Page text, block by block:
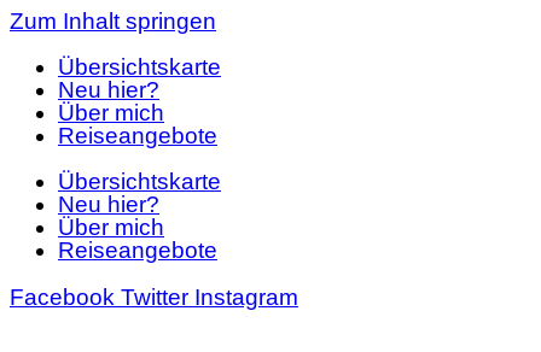
Zum Inhalt springen
Übersichtskarte
Neu hier?
Über mich
Reiseangebote
Übersichtskarte
Neu hier?
Über mich
Reiseangebote
Facebook Twitter Instagram